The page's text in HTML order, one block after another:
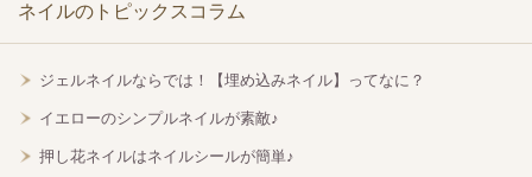
ネイルのトピックスコラム
ジェルネイルならでは！【埋め込みネイル】ってなに？
イエローのシンプルネイルが素敵♪
押し花ネイルはネイルシールが簡単♪